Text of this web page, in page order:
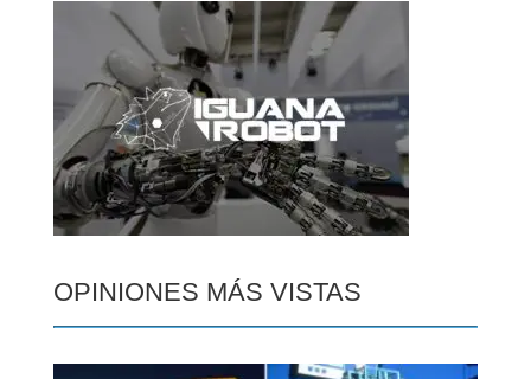
OPINIONES MÁS VISTAS